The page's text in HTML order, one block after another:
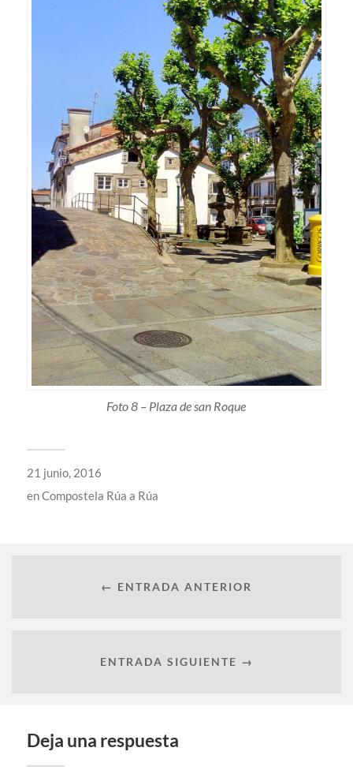
Foto 8 – Plaza de san Roque
21 junio, 2016
enCompostela Rúa a Rúa
← ENTRADA ANTERIOR
ENTRADA SIGUIENTE →
Deja una respuesta